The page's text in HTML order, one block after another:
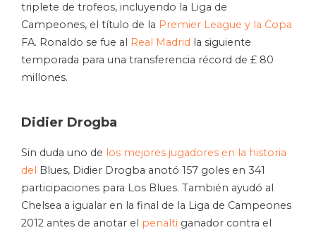
triplete de trofeos, incluyendo la Liga de
Campeones, el título de la Premier League y la Copa
FA. Ronaldo se fue al Real Madrid la siguiente
temporada para una transferencia récord de £ 80
millones.
Didier Drogba
Sin duda uno de los mejores jugadores en la historia
del Blues, Didier Drogba anotó 157 goles en 341
participaciones para Los Blues. También ayudó al
Chelsea a igualar en la final de la Liga de Campeones
2012 antes de anotar el penalti ganador contra el